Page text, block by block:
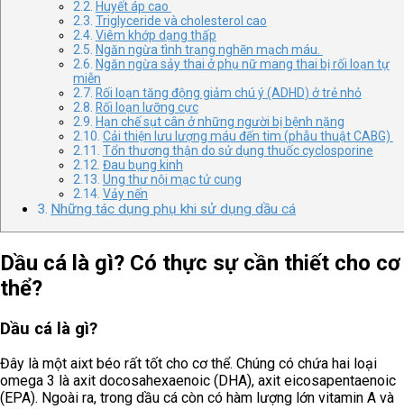
Huyết áp cao
Triglyceride và cholesterol cao
Viêm khớp dạng thấp
Ngăn ngừa tình trạng nghẽn mạch máu.
Ngăn ngừa sảy thai ở phụ nữ mang thai bị rối loạn tự
miễn
Rối loạn tăng động giảm chú ý (ADHD) ở trẻ nhỏ
Rối loạn lưỡng cực
Hạn chế sụt cân ở những người bị bệnh nặng
Cải thiện lưu lượng máu đến tim (phẫu thuật CABG)
Tổn thương thận do sử dụng thuốc cyclosporine
Đau bụng kinh
Ung thư nội mạc tử cung
Vảy nến
Những tác dụng phụ khi sử dụng dầu cá
Dầu cá là gì? Có thực sự cần thiết cho cơ
thể?
Dầu cá là gì?
Đây là một aixt béo rất tốt cho cơ thể. Chúng có chứa hai loại
omega 3 là axit docosahexaenoic (DHA), axit eicosapentaenoic
(EPA). Ngoài ra, trong dầu cá còn có hàm lượng lớn vitamin A và